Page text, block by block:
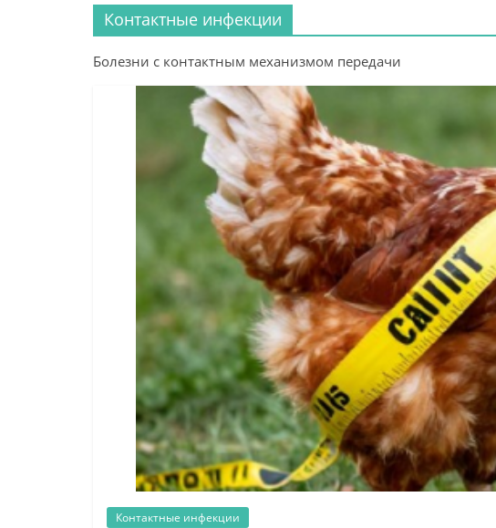
Контактные инфекции
Болезни с контактным механизмом передачи
Контактные инфекции